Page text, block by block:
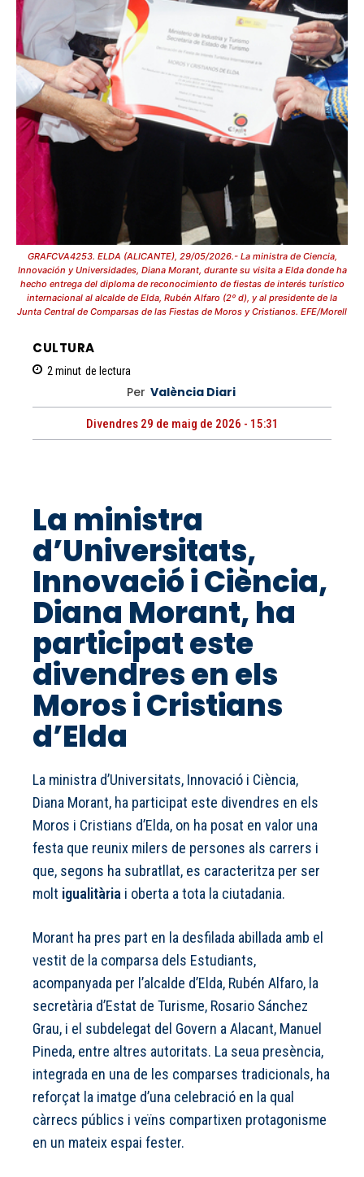
GRAFCVA4253. ELDA (ALICANTE), 29/05/2026.- La ministra de Ciencia,
Innovación y Universidades, Diana Morant, durante su visita a Elda donde ha
hecho entrega del diploma de reconocimiento de fiestas de interés turístico
internacional al alcalde de Elda, Rubén Alfaro (2º d), y al presidente de la
Junta Central de Comparsas de las Fiestas de Moros y Cristianos. EFE/Morell
CULTURA
2 minut de lectura
Per València Diari
Divendres 29 de maig de 2026 - 15:31
La ministra
d’Universitats,
Innovació i Ciència,
Diana Morant, ha
participat este
divendres en els
Moros i Cristians
d’Elda
La ministra d’Universitats, Innovació i Ciència,
Diana Morant, ha participat este divendres en els
Moros i Cristians d’Elda, on ha posat en valor una
festa que reunix milers de persones als carrers i
que, segons ha subratllat, es caracteritza per ser
molt igualitària i oberta a tota la ciutadania.
Morant ha pres part en la desfilada abillada amb el
vestit de la comparsa dels Estudiants,
acompanyada per l’alcalde d’Elda, Rubén Alfaro, la
secretària d’Estat de Turisme, Rosario Sánchez
Grau, i el subdelegat del Govern a Alacant, Manuel
Pineda, entre altres autoritats. La seua presència,
integrada en una de les comparses tradicionals, ha
reforçat la imatge d’una celebració en la qual
càrrecs públics i veïns compartixen protagonisme
en un mateix espai fester.